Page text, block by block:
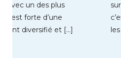
avec un des plus
est forte d’une
diversifié et […]